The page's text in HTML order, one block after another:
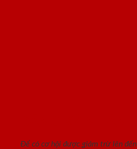
Để có cơ hội được giảm trừ lên đến